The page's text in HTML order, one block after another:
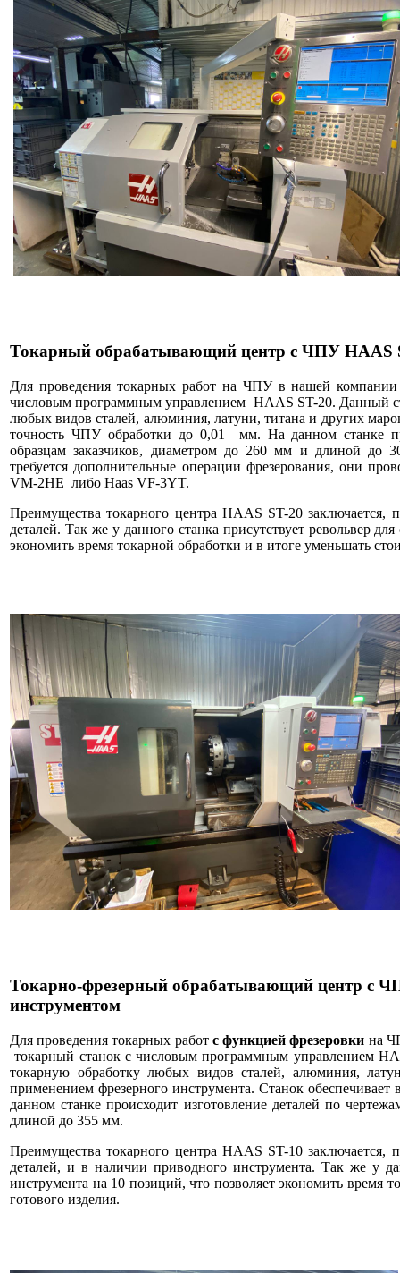
Токарный обрабатывающий центр c ЧПУ HAAS
Для проведения токарных работ на ЧПУ в нашей компании
числовым программным управлением HAAS ST-20. Данный
любых видов сталей, алюминия, латуни, титана и других
точность ЧПУ обработки до 0,01 мм. На данном станке
образцам заказчиков, диаметром до 260 мм и длиной до
требуется дополнительные операции фрезерования, они
VM-2HE либо Haas VF-3YT.
Преимущества токарного центра HAAS ST-20 заключается,
деталей. Так же у данного станка присутствует револьвер
экономить время токарной обработки и в итоге уменьшать
Токарно-фрезерный обрабатывающий центр c
инструментом
Для проведения токарных работ с функцией фрезеровки на
токарный станок с числовым программным управлением
токарную обработку любых видов сталей, алюминия,
применением фрезерного инструмента. Станок
данном станке происходит изготовление деталей по
длиной до 355 мм.
Преимущества токарного центра HAAS ST-10 заключается,
деталей, и в наличии приводного инструмента. Так же у
инструмента на 10 позиций, что позволяет экономить время
готового изделия.